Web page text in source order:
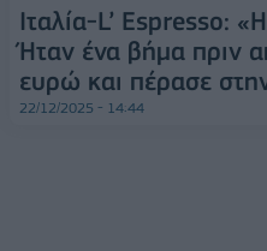
Ιταλία-L’ Espresso:
Ήταν ένα βήμα πριν
ευρώ και πέρασε
22/12/2025 - 14:44